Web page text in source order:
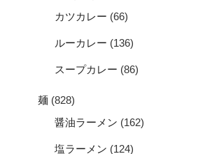
カツカレー (66)
ルーカレー (136)
スープカレー (86)
麺 (828)
醤油ラーメン (162)
塩ラーメン (124)